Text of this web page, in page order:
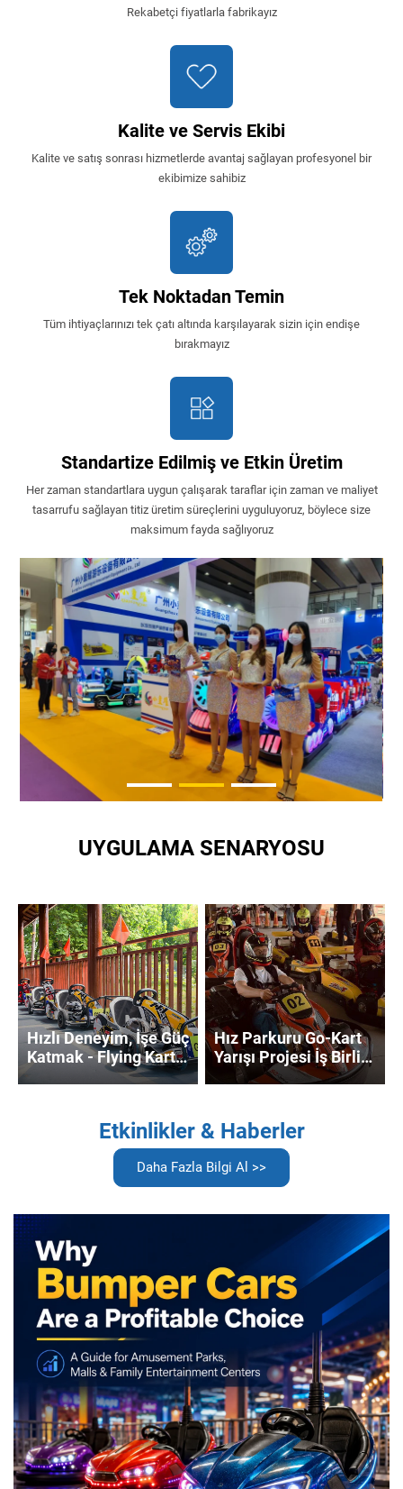
Rekabetçi fiyatlarla fabrikayız
Kalite ve Servis Ekibi
Kalite ve satış sonrası hizmetlerde avantaj sağlayan profesyonel bir
ekibimize sahibiz
Tek Noktadan Temin
Tüm ihtiyaçlarınızı tek çatı altında karşılayarak sizin için endişe
bırakmayız
Standartize Edilmiş ve Etkin Üretim
Her zaman standartlara uygun çalışarak taraflar için zaman ve maliyet
tasarrufu sağlayan titiz üretim süreçlerini uyguluyoruz, böylece size
maksimum fayda sağlıyoruz
UYGULAMA SENARYOSU
Hızlı Deneyim, İşe Güç
Katmak - Flying Kart
Kulübü ile Aramızdaki
Hız Parkuru Go-Kart
Yarışı Projesi İş Birliği
Örneği: Alan
Çıkmasına Kadar Tam
Uygulama
Etkinlikler & Haberler
Daha Fazla Bilgi Al >>